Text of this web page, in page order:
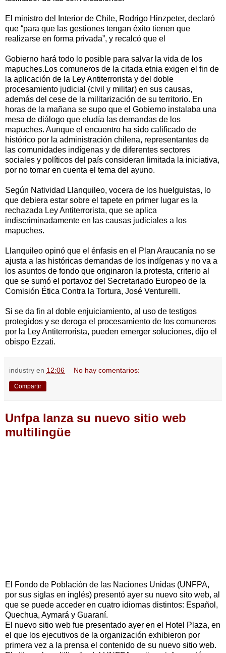
El ministro del Interior de Chile, Rodrigo Hinzpeter, declaró
que “para que las gestiones tengan éxito tienen que
realizarse en forma privada”, y recalcó que el
Gobierno hará todo lo posible para salvar la vida de los
mapuches.Los comuneros de la citada etnia exigen el fin de
la aplicación de la Ley Antiterrorista y del doble
procesamiento judicial (civil y militar) en sus causas,
además del cese de la militarización de su territorio. En
horas de la mañana se supo que el Gobierno instalaba una
mesa de diálogo que eludía las demandas de los
mapuches. Aunque el encuentro ha sido calificado de
histórico por la administración chilena, representantes de
las comunidades indígenas y de diferentes sectores
sociales y políticos del país consideran limitada la iniciativa,
por no tomar en cuenta el tema del ayuno.
Según Natividad Llanquileo, vocera de los huelguistas, lo
que debiera estar sobre el tapete en primer lugar es la
rechazada Ley Antiterrorista, que se aplica
indiscriminadamente en las causas judiciales a los
mapuches.
Llanquileo opinó que el énfasis en el Plan Araucanía no se
ajusta a las históricas demandas de los indígenas y no va a
los asuntos de fondo que originaron la protesta, criterio al
que se sumó el portavoz del Secretariado Europeo de la
Comisión Ética Contra la Tortura, José Venturelli.
Si se da fin al doble enjuiciamiento, al uso de testigos
protegidos y se deroga el procesamiento de los comuneros
por la Ley Antiterrorista, pueden emerger soluciones, dijo el
obispo Ezzati.
industry en 12:06 No hay comentarios:
Compartir
Unfpa lanza su nuevo sitio web
multilingüe
El Fondo de Población de las Naciones Unidas (UNFPA,
por sus siglas en inglés) presentó ayer su nuevo sito web, al
que se puede acceder en cuatro idiomas distintos: Español,
Quechua, Aymará y Guaraní.
El nuevo sitio web fue presentado ayer en el Hotel Plaza, en
el que los ejecutivos de la organización exhibieron por
primera vez a la prensa el contenido de su nuevo sitio web.